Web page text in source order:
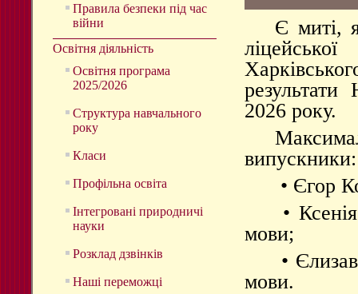
Правила безпеки під час
війни
Освітня діяльність
Освітня програма
2025/2026
Структура навчального
року
Класи
Профільна освіта
Інтегровані природничі
науки
Розклад дзвінків
Наші переможці
Є миті,
результати
2026 року.
випускники:
• Єгор
•
мови;
•
мови.